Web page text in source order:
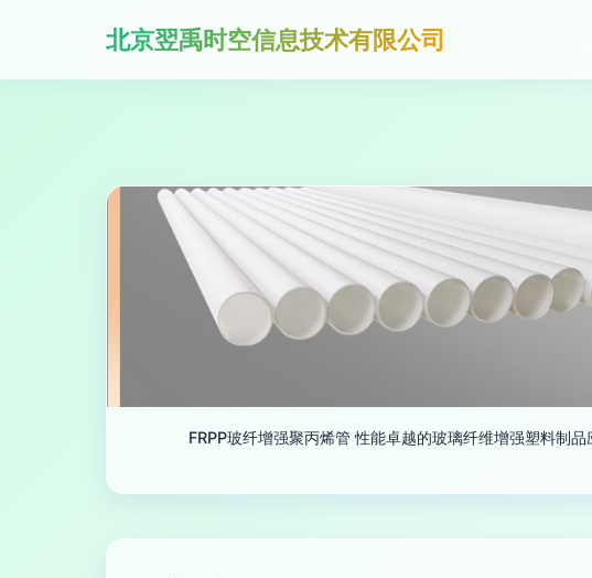
北京翌禹时空信息技术有限公司
FRPP玻纤增强聚丙烯管 性能卓越的玻璃纤维增强塑料制品